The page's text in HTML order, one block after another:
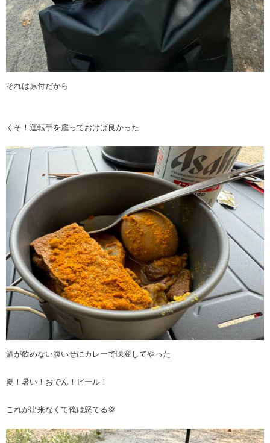
それは原付だから
くそ！運転手を雇っておけば良かった
酒が飲めない腹いせにカレーで味変してやった
夏！暑い！おでん！ビール！
これが出来なくて俺は怒てる💢